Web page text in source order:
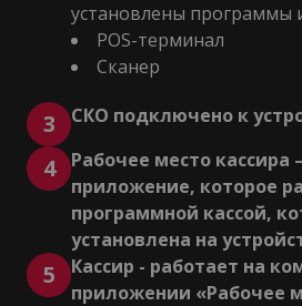
установлены программы
POS-терминал
Сканер
3 СКО подключено к
4
Рабочее место кассира
приложение, которое
программной кассой,
установлена на
5
Кассир - работает на
приложении «Рабочее